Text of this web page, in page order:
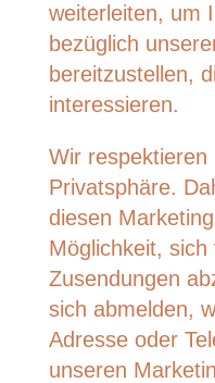
weiterleiten, um
bezüglich
bereitzustellen,
interessieren.
Wir
Privatsphäre.
diesen
Möglichkeit, sich
Zusendungen
sich abmelden,
Adresse oder
unseren